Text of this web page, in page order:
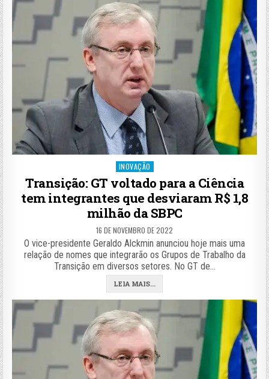
Posted
INOVAÇÃO
Transição: GT voltado para a Ciência
tem integrantes que desviaram R$ 1,8
milhão da SBPC
16 DE NOVEMBRO DE 2022
O vice-presidente Geraldo Alckmin anunciou hoje mais uma
relação de nomes que integrarão os Grupos de Trabalho da
Transição em diversos setores. No GT de…
LEIA MAIS...